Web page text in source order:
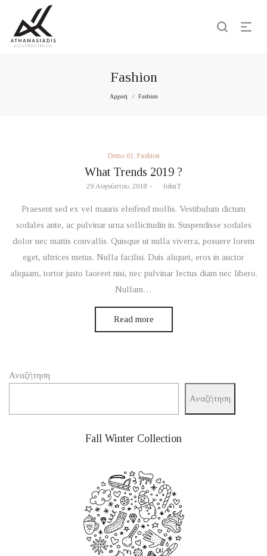
Fashion
Αρχική / Fashion
Posted
in
Demo 01 Fashion
What Trends 2019 ?
Posted
29 Αυγούστου, 2018 JohnT
Praesent sed ex vel mauris eleifend mollis. Vestibulum dictum
sodales ante, ac pulvinar urna sollicitudin in. Suspendisse sodales
dolor nec mattis convallis. Quisque ut nulla viverra, posuere lorem
eget, ultrices metus. Nulla facilisi. Duis aliquet, eros in auctor
aliquam, tortor justo laoreet nisi, nec pulvinar lectus diam nec libero.
Nullam…
Read more
Αναζήτηση
Αναζήτηση
Fall Winter Collection